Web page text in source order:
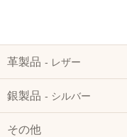
革製品 ‐ レザー
銀製品 ‐ シルバー
その他